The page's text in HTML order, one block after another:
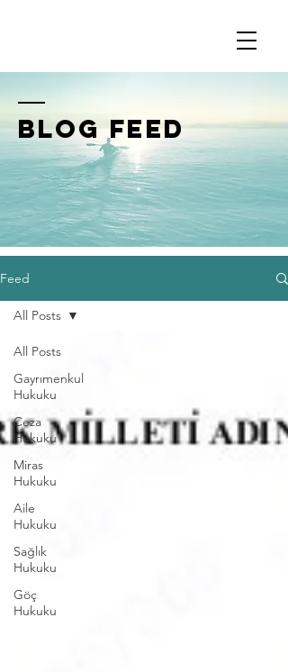
BLOG FEED
Feed
All Posts
Gayrımenkul
Hukuku
Ceza
Hukuku
Miras
Hukuku
Aile
Hukuku
Sağlık
Hukuku
Göç
Hukuku
All Posts